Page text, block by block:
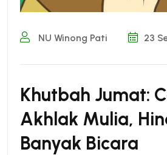
NU Winong Pati 23
Khutbah Jumat:
Akhlak Mulia,
Banyak Bicara